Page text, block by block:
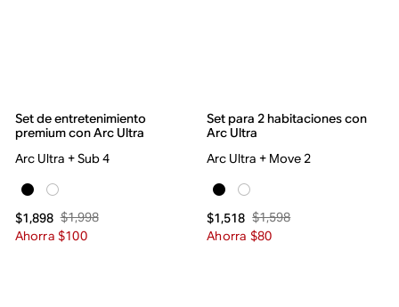
Set de entretenimiento
premium con Arc Ultra
Arc Ultra + Sub 4
$1,898 $1,998
Ahorra $100
Set para 2 habitaciones con
Arc Ultra
Arc Ultra + Move 2
$1,518 $1,598
Ahorra $80